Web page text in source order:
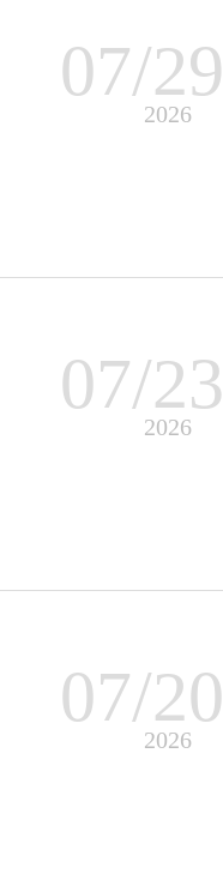
07/29
2026
07/23
2026
07/20
2026